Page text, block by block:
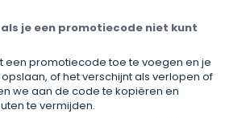
je een promotiecode niet kunt
een promotiecode toe te voegen en je
of het verschijnt als verlopen of
we aan de code te kopiëren en
te vermijden.